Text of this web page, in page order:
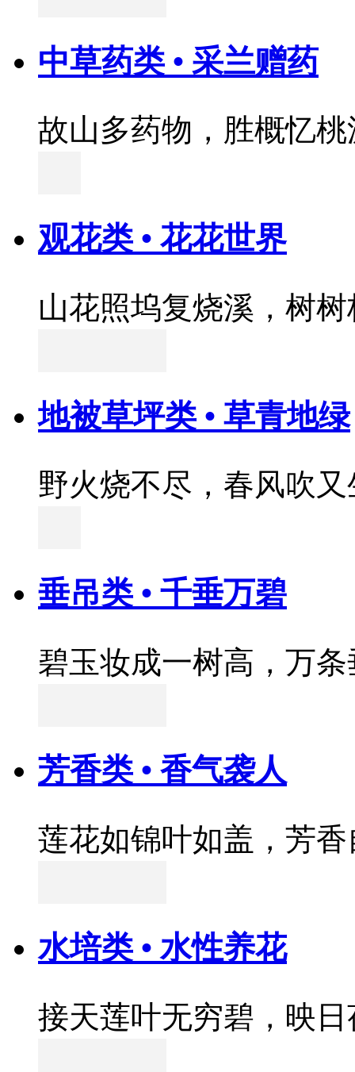
中草药类 • 采兰赠药
故山多药物，胜概忆桃
观花类 • 花花世界
山花照坞复烧溪，树
地被草坪类 • 草青地绿
野火烧不尽，春风吹又
垂吊类 • 千垂万碧
碧玉妆成一树高，万
芳香类 • 香气袭人
莲花如锦叶如盖，芳
水培类 • 水性养花
接天莲叶无穷碧，映